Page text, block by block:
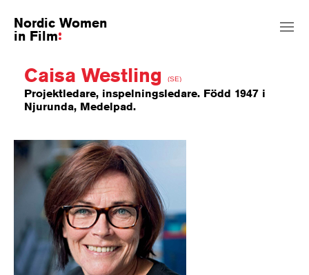
Nordic Women
in Film
Caisa Westling (SE)
Projektledare, inspelningsledare. Född 1947 i
Njurunda, Medelpad.